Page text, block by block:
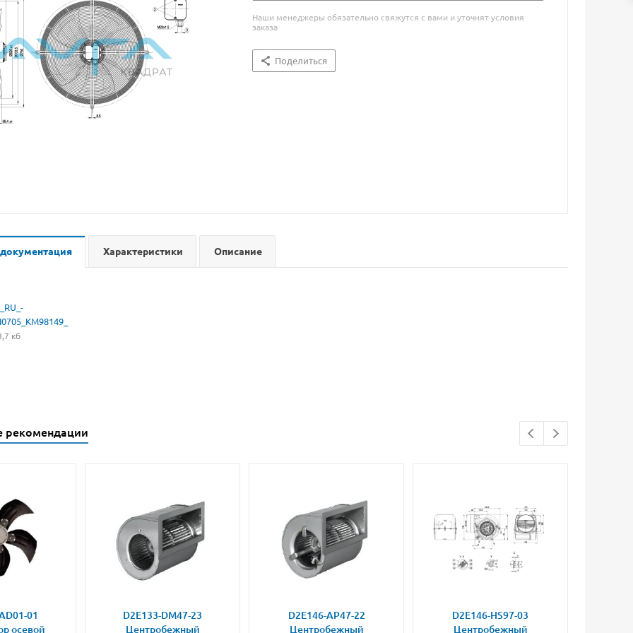
Наши менеджеры обязательно свяжутся с вами и уточнят условия
заказа
Поделиться
Характеристики Описание
кб
рекомендации
01
осевой
D2E133-DM47-23
Центробежный
D2E146-AP47-22
Центробежный
D2E146-HS97-03
Центробежный